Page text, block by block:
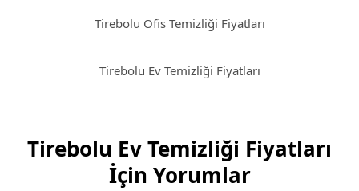
Tirebolu Ofis Temizliği Fiyatları
Tirebolu Ev Temizliği Fiyatları
Tirebolu Ev Temizliği Fiyatları
İçin Yorumlar